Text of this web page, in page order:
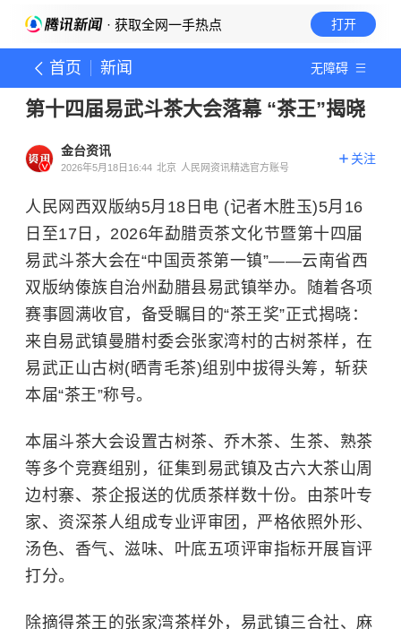
· 获取全网一手热点 打开
首页 新闻 无障碍
第十四届易武斗茶大会落幕 “茶王”揭晓
金台资讯
2026年5月18日16:44 北京 人民网资讯精选官方账号
关注
人民网西双版纳5月18日电 (记者木胜玉)5月16
日至17日，2026年勐腊贡茶文化节暨第十四届
易武斗茶大会在“中国贡茶第一镇”——云南省西
双版纳傣族自治州勐腊县易武镇举办。随着各项
赛事圆满收官，备受瞩目的“茶王奖”正式揭晓：
来自易武镇曼腊村委会张家湾村的古树茶样，在
易武正山古树(晒青毛茶)组别中拔得头筹，斩获
本届“茶王”称号。
本届斗茶大会设置古树茶、乔木茶、生茶、熟茶
等多个竞赛组别，征集到易武镇及古六大茶山周
边村寨、茶企报送的优质茶样数十份。由茶叶专
家、资深茶人组成专业评审团，严格依照外形、
汤色、香气、滋味、叶底五项评审指标开展盲评
打分。
除摘得茶王的张家湾茶样外，易武镇三合社、麻